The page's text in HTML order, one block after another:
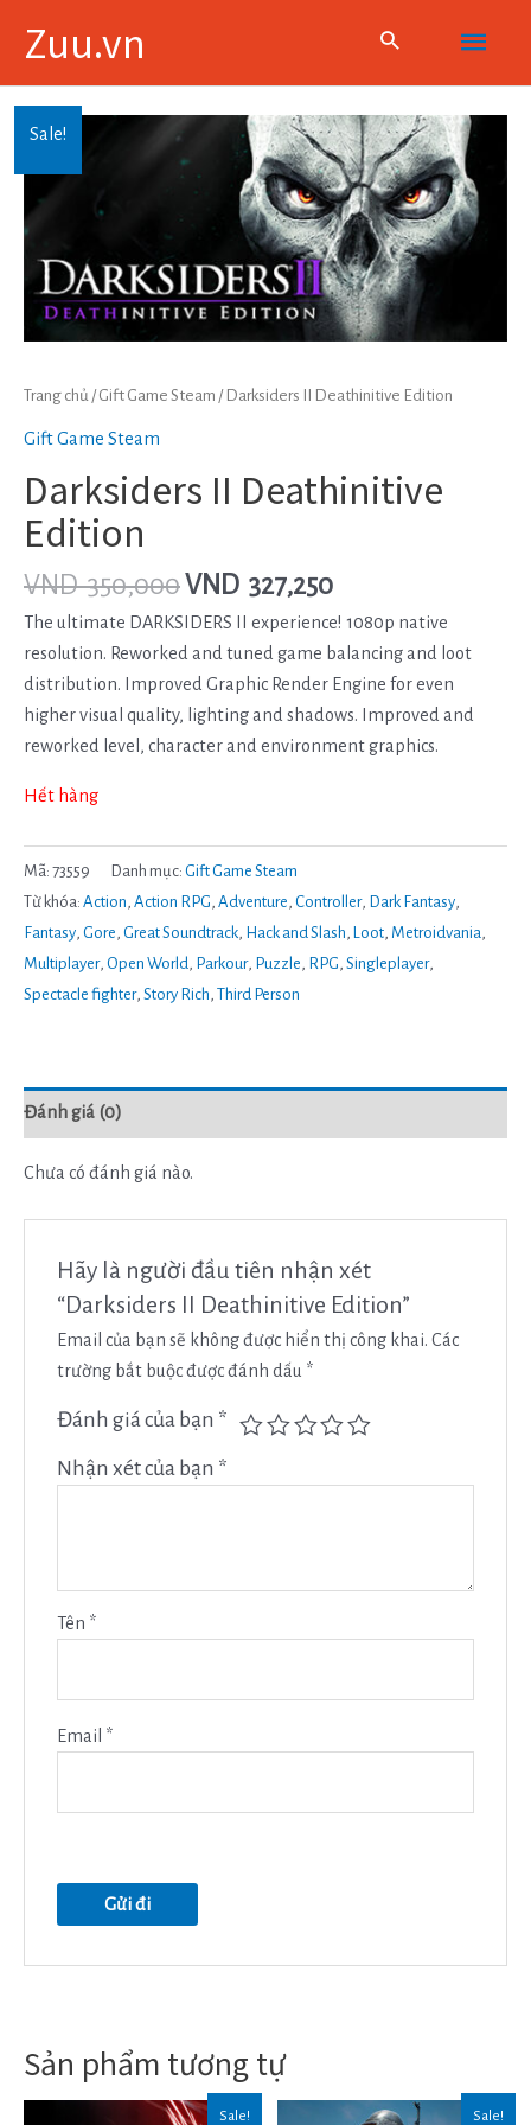
Zuu.vn
Main
Menu
Sale!
Trang chủ /Gift Game Steam / Darksiders II Deathinitive Edition
Gift Game Steam
Darksiders II Deathinitive
Edition
VND350,000VND 327,250
The ultimate DARKSIDERS II experience! 1080p native
resolution. Reworked and tuned game balancing and loot
distribution. Improved Graphic Render Engine for even
higher visual quality, lighting and shadows. Improved and
reworked level, character and environment graphics.
Hết hàng
Mã: 73559 Danh mục: Gift Game Steam
Từ khóa: Action Action RPG Adventure Controller, Dark Fantasy
Fantasy Gore Great Soundtrack Hack and Slash Loot Metroidvania
Multiplayer, Open World Parkour, Puzzle RPG Singleplayer,
Spectacle fighter, Story Rich Third Person
Đánh giá (0)
Chưa có đánh giá nào.
Hãy là người đầu tiên nhận xét
“Darksiders II Deathinitive Edition”
Email của bạn sẽ không được hiển thị công khai. Các
trường bắt buộc được đánh dấu *
Đánh giá của bạn *
Nhận xét của bạn *
Tên *
Email *
Sản phẩm tương tự
Sale! Sale!